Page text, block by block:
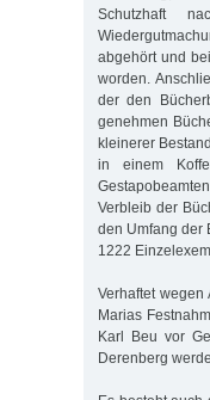
Schutzhaft
abgehört und
worden.
der den
genehmen
kleinerer
in einem
Verbleib der
den Umfang der
1222
Verhaftet
Marias
Karl Beu vor
Derenberg